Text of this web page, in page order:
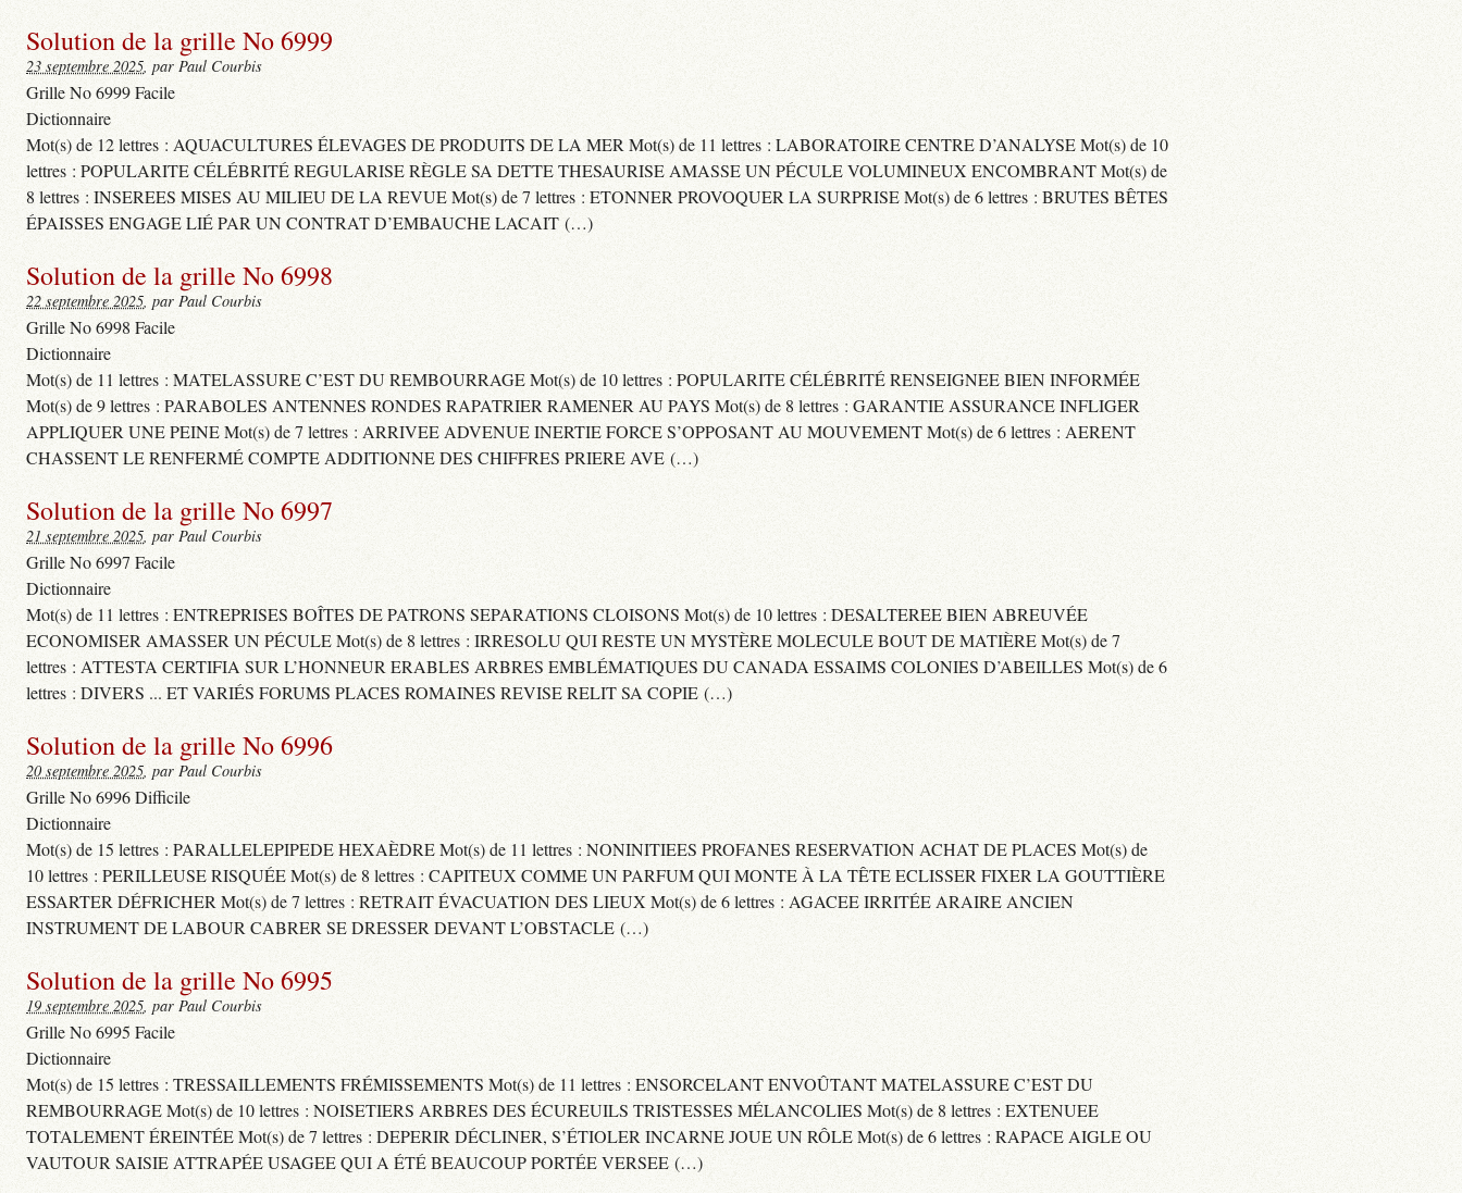
Solution de la grille No 6999
23 septembre 2025, par Paul Courbis
Grille No 6999 Facile
Dictionnaire
Mot(s) de 12 lettres : AQUACULTURES ÉLEVAGES DE PRODUITS DE LA MER Mot(s) de 11 lettres : LABORATOIRE CENTRE D’ANALYSE Mot(s) de 10
lettres : POPULARITE CÉLÉBRITÉ REGULARISE RÈGLE SA DETTE THESAURISE AMASSE UN PÉCULE VOLUMINEUX ENCOMBRANT Mot(s) de
8 lettres : INSEREES MISES AU MILIEU DE LA REVUE Mot(s) de 7 lettres : ETONNER PROVOQUER LA SURPRISE Mot(s) de 6 lettres : BRUTES BÊTES
ÉPAISSES ENGAGE LIÉ PAR UN CONTRAT D’EMBAUCHE LACAIT (…)
Solution de la grille No 6998
22 septembre 2025, par Paul Courbis
Grille No 6998 Facile
Dictionnaire
Mot(s) de 11 lettres : MATELASSURE C’EST DU REMBOURRAGE Mot(s) de 10 lettres : POPULARITE CÉLÉBRITÉ RENSEIGNEE BIEN INFORMÉE
Mot(s) de 9 lettres : PARABOLES ANTENNES RONDES RAPATRIER RAMENER AU PAYS Mot(s) de 8 lettres : GARANTIE ASSURANCE INFLIGER
APPLIQUER UNE PEINE Mot(s) de 7 lettres : ARRIVEE ADVENUE INERTIE FORCE S’OPPOSANT AU MOUVEMENT Mot(s) de 6 lettres : AERENT
CHASSENT LE RENFERMÉ COMPTE ADDITIONNE DES CHIFFRES PRIERE AVE (…)
Solution de la grille No 6997
21 septembre 2025, par Paul Courbis
Grille No 6997 Facile
Dictionnaire
Mot(s) de 11 lettres : ENTREPRISES BOÎTES DE PATRONS SEPARATIONS CLOISONS Mot(s) de 10 lettres : DESALTEREE BIEN ABREUVÉE
ECONOMISER AMASSER UN PÉCULE Mot(s) de 8 lettres : IRRESOLU QUI RESTE UN MYSTÈRE MOLECULE BOUT DE MATIÈRE Mot(s) de 7
lettres : ATTESTA CERTIFIA SUR L’HONNEUR ERABLES ARBRES EMBLÉMATIQUES DU CANADA ESSAIMS COLONIES D’ABEILLES Mot(s) de 6
lettres : DIVERS ... ET VARIÉS FORUMS PLACES ROMAINES REVISE RELIT SA COPIE (…)
Solution de la grille No 6996
20 septembre 2025, par Paul Courbis
Grille No 6996 Difficile
Dictionnaire
Mot(s) de 15 lettres : PARALLELEPIPEDE HEXAÈDRE Mot(s) de 11 lettres : NONINITIEES PROFANES RESERVATION ACHAT DE PLACES Mot(s) de
10 lettres : PERILLEUSE RISQUÉE Mot(s) de 8 lettres : CAPITEUX COMME UN PARFUM QUI MONTE À LA TÊTE ECLISSER FIXER LA GOUTTIÈRE
ESSARTER DÉFRICHER Mot(s) de 7 lettres : RETRAIT ÉVACUATION DES LIEUX Mot(s) de 6 lettres : AGACEE IRRITÉE ARAIRE ANCIEN
INSTRUMENT DE LABOUR CABRER SE DRESSER DEVANT L’OBSTACLE (…)
Solution de la grille No 6995
19 septembre 2025, par Paul Courbis
Grille No 6995 Facile
Dictionnaire
Mot(s) de 15 lettres : TRESSAILLEMENTS FRÉMISSEMENTS Mot(s) de 11 lettres : ENSORCELANT ENVOÛTANT MATELASSURE C’EST DU
REMBOURRAGE Mot(s) de 10 lettres : NOISETIERS ARBRES DES ÉCUREUILS TRISTESSES MÉLANCOLIES Mot(s) de 8 lettres : EXTENUEE
TOTALEMENT ÉREINTÉE Mot(s) de 7 lettres : DEPERIR DÉCLINER, S’ÉTIOLER INCARNE JOUE UN RÔLE Mot(s) de 6 lettres : RAPACE AIGLE OU
VAUTOUR SAISIE ATTRAPÉE USAGEE QUI A ÉTÉ BEAUCOUP PORTÉE VERSEE (…)